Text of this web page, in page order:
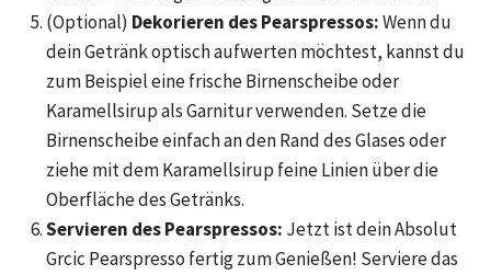
(Optional) Dekorieren des Pearspressos:Wenn du
dein Getränk optisch aufwerten möchtest, kannst du
zum Beispiel eine frische Birnenscheibe oder
Karamellsirup als Garnitur verwenden. Setze die
Birnenscheibe einfach an den Rand des Glases oder
ziehe mit dem Karamellsirup feine Linien über die
Oberfläche des Getränks.
Servieren des Pearspressos: Jetzt ist dein Absolut
Grcic Pearspresso fertig zum Genießen! Serviere das